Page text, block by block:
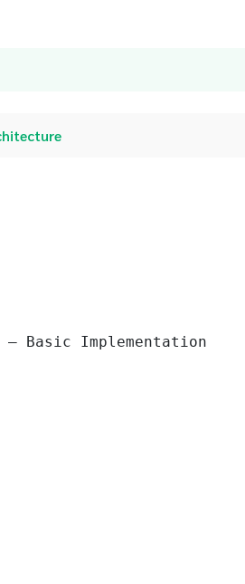
Basic Implementation